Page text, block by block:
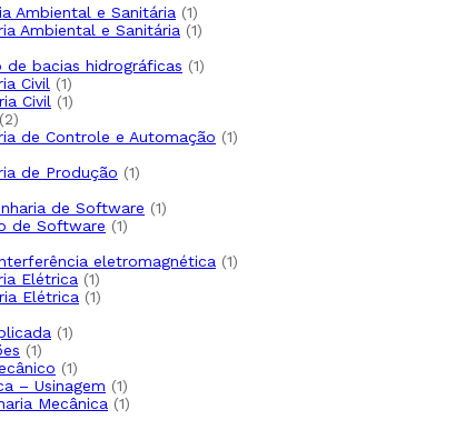
Ambiental e Sanitária
1
Ambiental e Sanitária
1
de bacias hidrográficas
1
Civil
1
Civil
1
2
de Controle e Automação
1
de Produção
1
de Software
1
de Software
1
eletromagnética
1
Elétrica
1
Elétrica
1
1
1
1
– Usinagem
1
Mecânica
1